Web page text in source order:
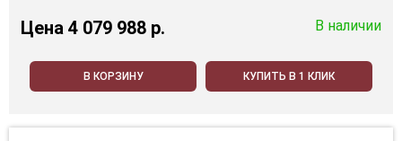
Цена 4 079 988 p. В наличии
В КОРЗИНУ КУПИТЬ В 1 КЛИК